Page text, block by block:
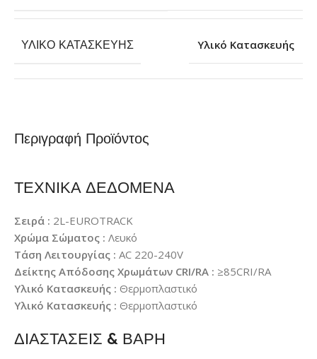
Περιγραφή Προϊόντος
ΤΕΧΝΙΚΑ ΔΕΔΟΜΕΝΑ
Σειρά : 2L-EUROTRACK
Χρώμα Σώματος : Λευκό
Τάση Λειτουργίας : AC 220-240V
Δείκτης Απόδοσης Χρωμάτων CRI/RA : ≥85CRI/RA
Υλικό Κατασκευής : Θερμοπλαστικό
Υλικό Κατασκευής : Θερμοπλαστικό
ΔΙΑΣΤΑΣΕΙΣ & ΒΑΡΗ
ΥΛΙΚΌ ΚΑΤΑΣΚΕΥΉΣ Υλικό Κατασκευής